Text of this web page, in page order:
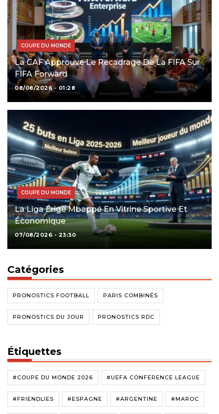
COUPE DU MONDE
La CAF Approuve Le Recadrage De La FIFA Sur
FIFA Forward
08/08/2026 - 01:28
COUPE DU MONDE
La Liga Érige Mbappé En Vitrine Sportive Et
Économique
07/08/2026 - 23:30
Catégories
PRONOSTICS FOOTBALL PARIS COMBINÉS
PRONOSTICS DU JOUR PRONOSTICS RDC
Étiquettes
#COUPE DU MONDE 2026 #UEFA CONFERENCE LEAGUE
#FRIENDLIES #ESPAGNE #ARGENTINE #MAROC